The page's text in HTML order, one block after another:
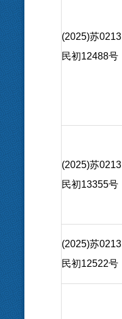
(2025)苏0213
民初12488号
(2025)苏0213
民初13355号
(2025)苏0213
民初12522号